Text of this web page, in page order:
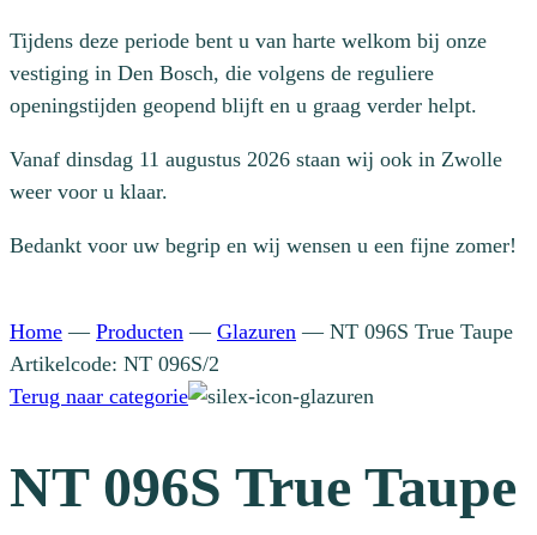
Tijdens deze periode bent u van harte welkom bij onze
vestiging in Den Bosch, die volgens de reguliere
openingstijden geopend blijft en u graag verder helpt.
Vanaf dinsdag 11 augustus 2026 staan wij ook in Zwolle
weer voor u klaar.
Bedankt voor uw begrip en wij wensen u een fijne zomer!
Home — Producten — Glazuren — NT 096S True Taupe
Artikelcode: NT 096S/2
Terug naar categorie
NT 096S True Taupe